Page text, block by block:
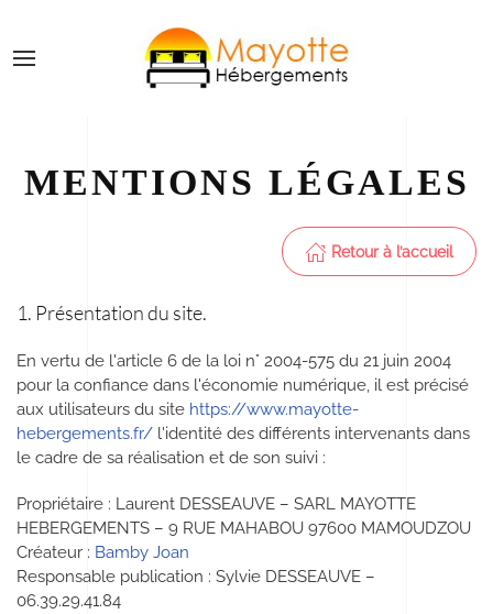
MENTIONS LÉGALES
Retour à l’accueil
1. Présentation du site.
En vertu de l'article 6 de la loi n° 2004-575 du 21 juin 2004
pour la confiance dans l'économie numérique, il est précisé
aux utilisateurs du site https://www.mayotte-
hebergements.fr/ l'identité des différents intervenants dans
le cadre de sa réalisation et de son suivi :
Propriétaire : Laurent DESSEAUVE – SARL MAYOTTE
HEBERGEMENTS – 9 RUE MAHABOU 97600 MAMOUDZOU
Créateur : Bamby Joan
Responsable publication : Sylvie DESSEAUVE –
06.39.29.41.84